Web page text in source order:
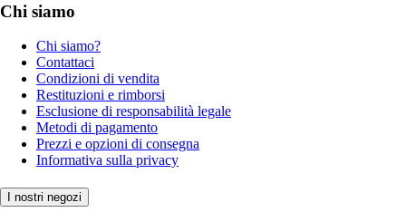
Chi siamo
Chi siamo?
Contattaci
Condizioni di vendita
Restituzioni e rimborsi
Esclusione di responsabilità legale
Metodi di pagamento
Prezzi e opzioni di consegna
Informativa sulla privacy
I nostri negozi